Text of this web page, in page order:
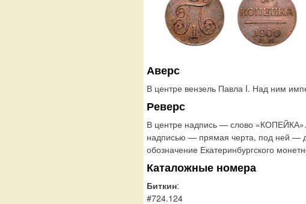
Аверс
В центре вензель Павла I. Над ним
Реверс
В центре надпись — слово
надписью — прямая черта, под ней —
обозначение Екатеринбургского
Каталожные номера
Биткин:
#724.124